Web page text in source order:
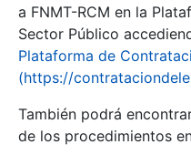
a FNMT-RCM en la
Sector Público
Plataforma de
(https://
También podrá
de los procedimientos